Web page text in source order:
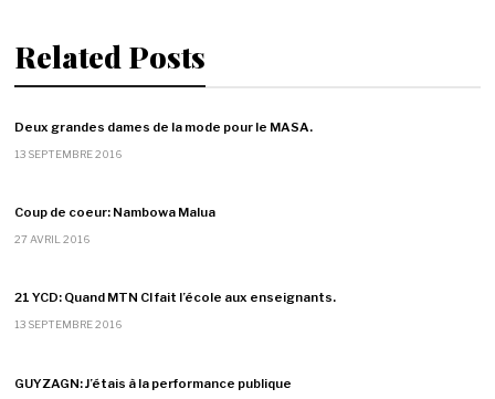
Related Posts
Deux grandes dames de la mode pour le MASA.
13 SEPTEMBRE 2016
Coup de coeur: Nambowa Malua
27 AVRIL 2016
21 YCD: Quand MTN CI fait l’école aux enseignants.
13 SEPTEMBRE 2016
GUYZAGN: J’étais à la performance publique